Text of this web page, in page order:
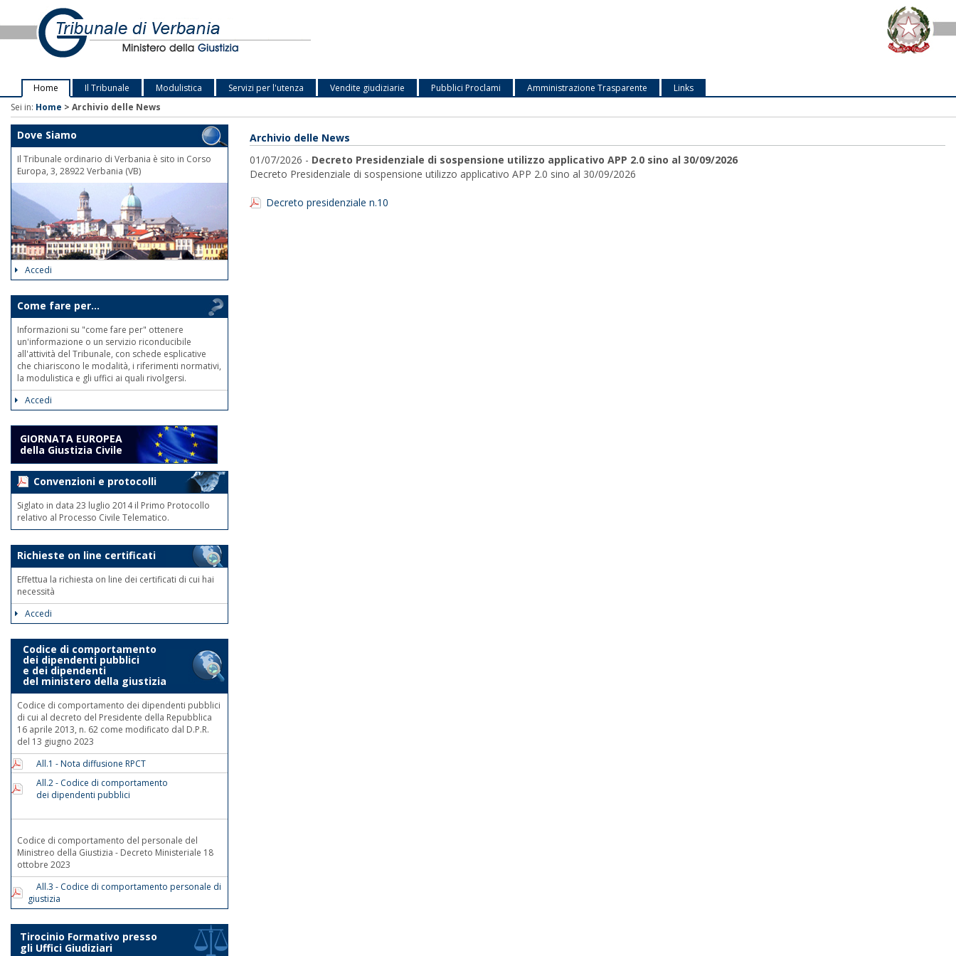
Home Il Tribunale Modulistica Servizi per l'utenza Vendite giudiziarie Pubblici Proclami Amministrazione Trasparente
Links
Sei in: Home > Archivio delle News
Dove Siamo
Il Tribunale ordinario di Verbania è sito in Corso
Europa, 3, 28922 Verbania (VB)
Accedi
Come fare per...
Informazioni su "come fare per" ottenere
un'informazione o un servizio riconducibile
all'attività del Tribunale, con schede esplicative
che chiariscono le modalità, i riferimenti normativi,
la modulistica e gli uffici ai quali rivolgersi.
Accedi
GIORNATA EUROPEA
della Giustizia Civile
Convenzioni e protocolli
Siglato in data 23 luglio 2014 il Primo Protocollo
relativo al Processo Civile Telematico.
Richieste on line certificati
Effettua la richiesta on line dei certificati di cui hai
necessità
Accedi
Codice di comportamento
dei dipendenti pubblici
e dei dipendenti
del ministero della giustizia
Codice di comportamento dei dipendenti pubblici
di cui al decreto del Presidente della Repubblica
16 aprile 2013, n. 62 come modificato dal D.P.R.
del 13 giugno 2023
All.1 - Nota diffusione RPCT
All.2 - Codice di comportamento
dei dipendenti pubblici
Codice di comportamento del personale del
Ministreo della Giustizia - Decreto Ministeriale 18
ottobre 2023
All.3 - Codice di comportamento personale di
giustizia
Tirocinio Formativo presso
gli Uffici Giudiziari
Archivio delle News
01/07/2026 - Decreto Presidenziale di sospensione utilizzo applicativo APP 2.0 sino al 30/09/2026
Decreto Presidenziale di sospensione utilizzo applicativo APP 2.0 sino al 30/09/2026
Decreto presidenziale n.10